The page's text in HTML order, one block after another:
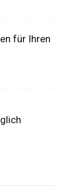
für Ihren